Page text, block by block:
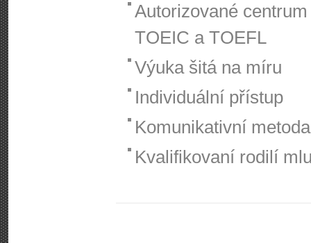
Autorizované
TOEIC a TOEFL
Výuka šitá na míru
Individuální přístup
Komunikativní metoda
Kvalifikovaní rodilí